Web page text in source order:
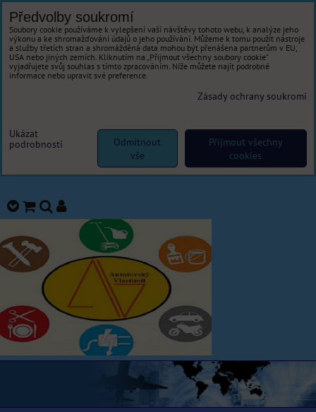
Předvolby soukromí
Soubory cookie používáme k vylepšení vaší návštěvy tohoto webu, k analýze jeho
výkonu a ke shromažďování údajů o jeho používání. Můžeme k tomu použít nástroje
a služby třetích stran a shromážděná data mohou být přenášena partnerům v EU,
USA nebo jiných zemích. Kliknutím na „Přijmout všechny soubory cookie“
vyjadřujete svůj souhlas s tímto zpracováním. Níže můžete najít podrobné
informace nebo upravit své preference.
Zásady ochrany soukromí
Ukázat
podrobnosti
Přijmout všechny
cookies
Odmítnout
vše